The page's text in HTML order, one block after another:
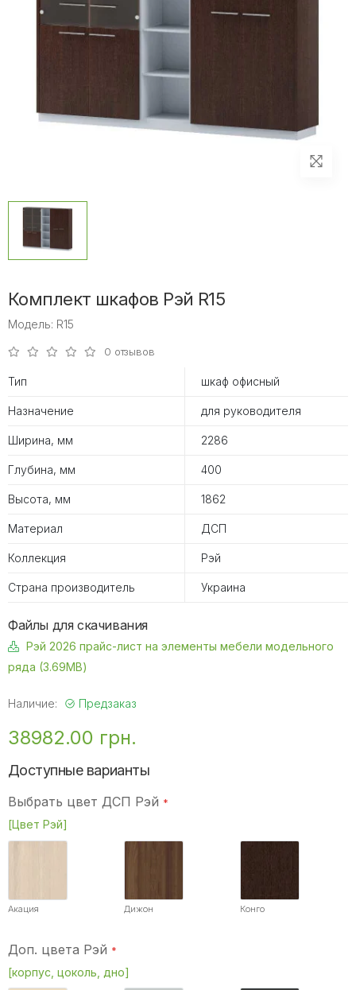
Комплект шкафов Рэй R15
Модель: R15
0 отзывов
Тип шкаф офисный
Назначение для руководителя
Ширина, мм 2286
Глубина, мм 400
Высота, мм 1862
Материал ДСП
Коллекция Рэй
Страна производитель Украина
Файлы для скачивания
Рэй 2026 прайс-лист на элементы мебели модельного
ряда (3.69MB)
Наличие: Предзаказ
38982.00 грн.
Доступные варианты
Выбрать цвет ДСП Рэй
[Цвет Рэй]
Акация Дижон Конго
Доп. цвета Рэй
[корпус, цоколь, дно]